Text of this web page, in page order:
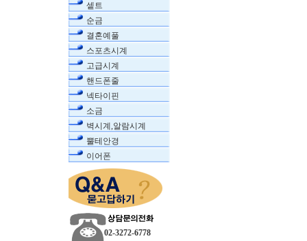
셑트
순금
결혼예풀
스포츠시계
고급시계
핸드폰줄
넥타이핀
소금
벽시계,알람시계
뿔테안경
이어폰
02-3272-6778